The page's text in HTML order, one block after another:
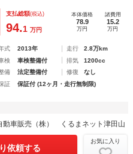
支払総額(税込)
94.1 万円
本体価格
78.9
万円
諸費用
15.2
万円
式 2013年 走行
2.8万km
検
車検整備付 排気
1200cc
備
法定整備付 修復
なし
証
保証付 (12ヶ月・走行無制限)
動車販売（株） くるまネット津田山
依頼する
お気に入り